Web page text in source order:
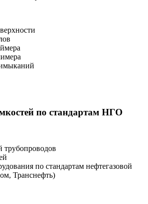
по стандартам НГО
трубопроводов
по стандартам нефтегазовой
Транснефть)